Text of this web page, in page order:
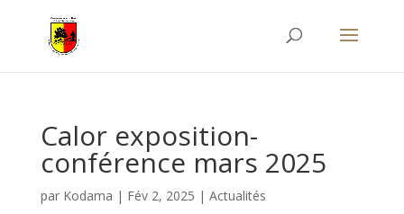
Calor exposition-
conférence mars 2025
par Kodama | Fév 2, 2025 | Actualités